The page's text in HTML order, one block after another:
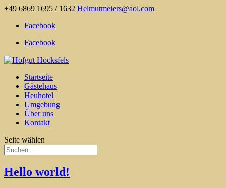
+49 6869 1695 / 1632 Helmutmeiers@aol.com
Facebook
Facebook
Startseite
Gästehaus
Heuhotel
Umgebung
Über uns
Kontakt
Seite wählen
Hello world!